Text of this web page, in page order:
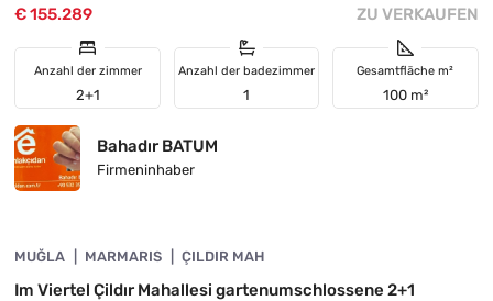
€ 155.289
ZU VERKAUFEN
Anzahl der zimmer
2+1
Anzahl der badezimmer
1
Gesamtfläche m²
100 m²
Bahadır BATUM
Firmeninhaber
INVESTITION
MUĞLA MARMARIS ÇILDIR MAH
Im Viertel Çildır Mahallesi gartenumschlossene 2+1